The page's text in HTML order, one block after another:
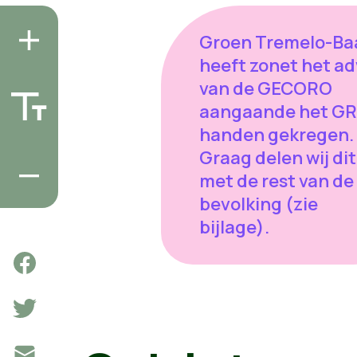
Groen Tremelo-
heeft zonet het
van de GECORO
aangaande het
handen gekregen.
Graag delen wij dit
met de rest van de
bevolking (zie
bijlage).